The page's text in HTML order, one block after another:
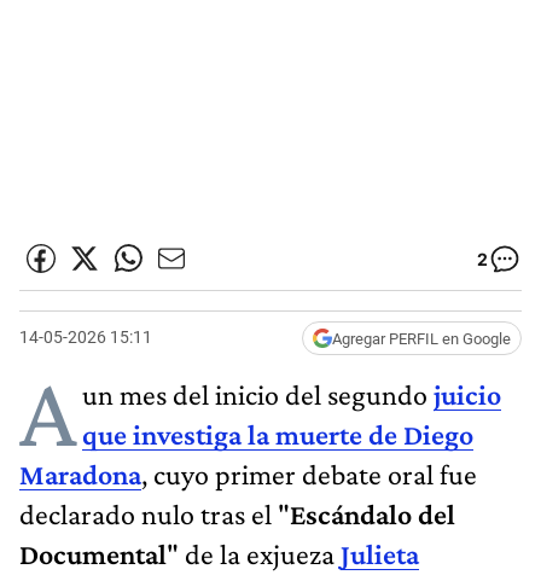
2
14-05-2026 15:11 Agregar PERFIL en Google
Aun mes del inicio del segundo juicio
que investiga la muerte de Diego
Maradona, cuyo primer debate oral fue
declarado nulo tras el "Escándalo del
Documental" de la exjuezaJulieta